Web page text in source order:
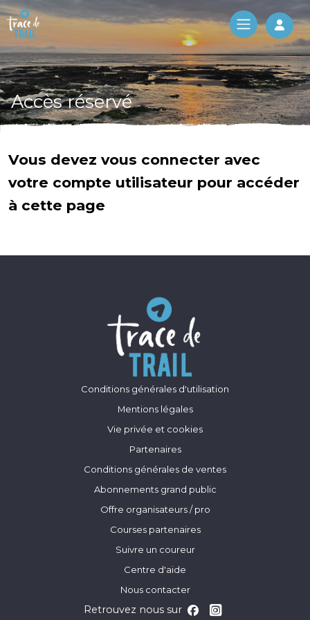
Log
Accès réservé
Vous devez vous connecter avec
votre compte utilisateur pour accéder
à cette page
Conditions générales d'utilisation
Mentions légales
Vie privée et cookies
Partenaires
Conditions générales de ventes
Abonnements grand public
Offre organisateurs / pro
Courses partenaires
Suivre un coureur
Centre d'aide
Nous contacter
Retrouvez nous sur